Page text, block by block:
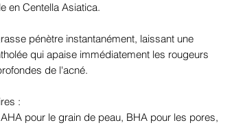
en Centella Asiatica.
pénètre instantanément, laissant une
qui apaise immédiatement les rougeurs
de l'acné.
:
pour le grain de peau, BHA pour les pores,